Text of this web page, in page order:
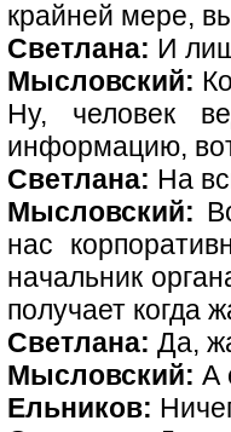
крайней мере,
Светлана: И
Мысловский:
Ну, человек
информацию,
Светлана: На
Мысловский:
нас
начальник
получает когда
Светлана: Да,
Мысловский: А
Ельников: